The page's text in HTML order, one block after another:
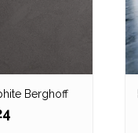
Berghoff